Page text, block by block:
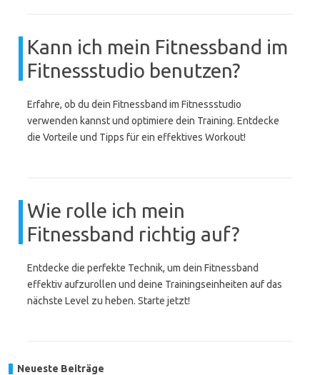
Kann ich mein Fitnessband im
Fitnessstudio benutzen?
Erfahre, ob du dein Fitnessband im Fitnessstudio
verwenden kannst und optimiere dein Training. Entdecke
die Vorteile und Tipps für ein effektives Workout!
Wie rolle ich mein
Fitnessband richtig auf?
Entdecke die perfekte Technik, um dein Fitnessband
effektiv aufzurollen und deine Trainingseinheiten auf das
nächste Level zu heben. Starte jetzt!
Neueste Beiträge